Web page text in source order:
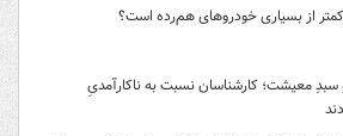
از بسیاری خودروهای هم‌رده است؟
معیشت؛ کارشناسان نسبت به ناکارآمدیِ